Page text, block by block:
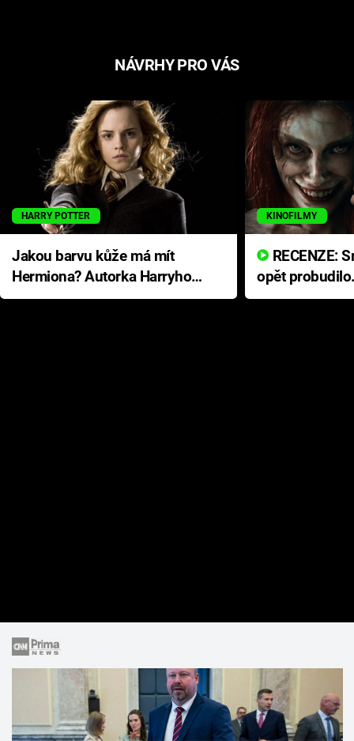
NÁVRHY PRO VÁS
HARRY POTTER
Jakou barvu kůže má mít
Hermiona? Autorka Harryho
Pottera přišla s ráznou
KINOFILMY
opět
přichází s